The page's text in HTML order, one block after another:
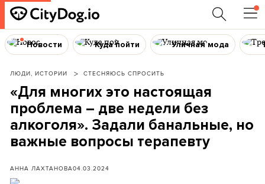
Новости Куда пойти Уличная мода
ЛЮДИ, ИСТОРИИ СТЕСНЯЮСЬ СПРОСИТЬ
«Для многих это настоящая
проблема – две недели без
алкоголя». Задали банальные, но
важные вопросы терапевту
АННА ЛАХТАНОВА04.03.2024